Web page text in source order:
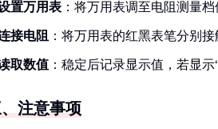
置万用表 ：将万用表调至电阻测量
接电阻 ：将万用表的红黑表笔分别
取数值 ：稳定后记录显示值，若显示
注意事项